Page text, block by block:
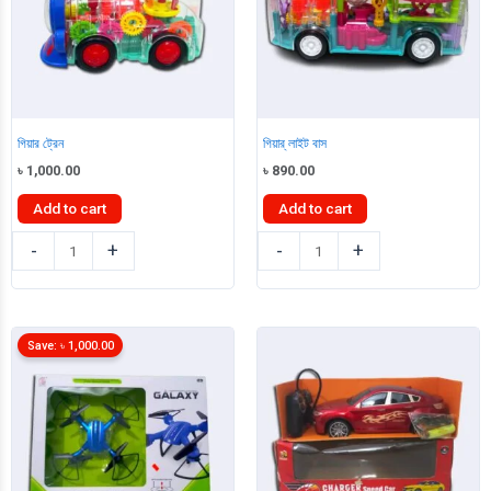
গিয়ার ট্রেন
৳ 1,000.00
Add to cart
-
ট্রেন
quantity
+
গিয়ার্ লাইট বাস
৳ 890.00
Add to cart
-
লাইট
বাস
+
Save: ৳ 1,000.00